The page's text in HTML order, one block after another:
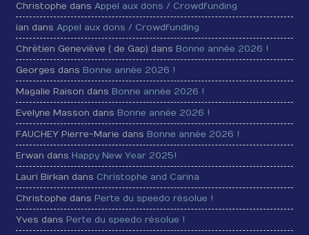
Christophe dansAppel aux dons / Crowdfunding
ian dansAppel aux dons / Crowdfunding
Chrétien Geneviève ( de Gap) dans Bonne année 2026 !
Georges dans Bonne année 2026 !
Magalie Raison dans Bonne année 2026 !
Evelyne Masson dans Bonne année 2026 !
FAUCHEY Pierre-Marie dans Bonne année 2026 !
Erwan dans Happy New Year 2025!
Lauri Birkan dans Christophe and Carina
Christophe dans Perte du speedo résolue !
Yves dans Perte du speedo résolue !